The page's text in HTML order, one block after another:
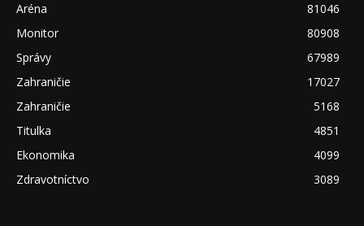
Aréna
81046
Monitor
80908
Správy
67989
Zahraničie
17027
Zahraničie
5168
Titulka
4851
Ekonomika
4099
Zdravotníctvo
3089